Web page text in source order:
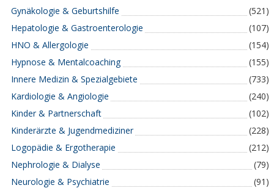
Gynäkologie & Geburtshilfe
(521)
Hepatologie & Gastroenterologie
(107)
HNO & Allergologie
(154)
Hypnose & Mentalcoaching
(155)
Innere Medizin & Spezialgebiete
(733)
Kardiologie & Angiologie
(240)
Kinder & Partnerschaft
(102)
Kinderärzte & Jugendmediziner
(228)
Logopädie & Ergotherapie
(212)
Nephrologie & Dialyse
(79)
Neurologie & Psychiatrie
(91)